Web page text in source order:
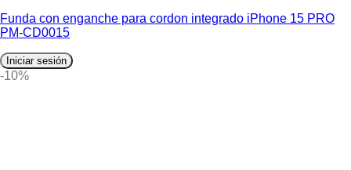
Funda con enganche para cordon integrado iPhone 15 PRO
PM-CD0015
Iniciar sesión
-10%